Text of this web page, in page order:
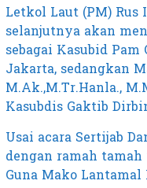
Letkol Laut (PM) Rus
selanjutnya akan
sebagai Kasubid
Jakarta, sedangkan
M.Ak.,M.Tr.Hanla.,
Kasubdis Gaktib
Usai acara Sertijab
dengan ramah
Guna Mako